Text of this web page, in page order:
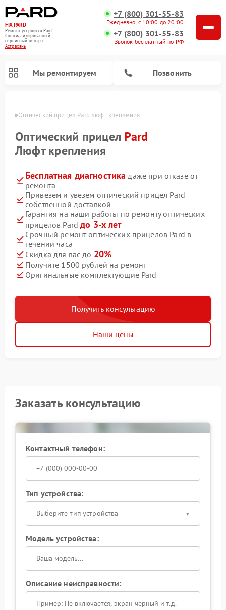
FIX-PARD
Ремонт устройств Pard
Специализированный
cервисный центр г.
Астрахань
+7 (800) 301-55-83
Ежедневно, с 10:00 до 20:00
+7 (800) 301-55-83
Звонок бесплатный по РФ
Мы ремонтируем Позвонить
Оптический прицел Pard люфт крепления
Оптический прицел Pard
Люфт крепления
Бесплатная диагностика даже при отказе от
ремонта
Привезем и увезем оптический прицел Pard
собственной доставкой
Гарантия на наши работы по ремонту оптических
прицелов Pardдо 3-х лет
Срочный ремонт оптических прицелов Pard в
течении часа
Скидка для вас до 20%
Получите 1500 рублей на ремонт
Оригинальные комплектующие Pard
Получить консультацию
Наши цены
Заказать консультацию
Контактный телефон:
Тип устройства:
Выберите тип устройства
Модель устройства:
Описание неисправности: